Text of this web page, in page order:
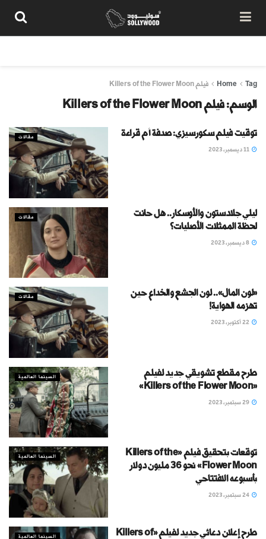
Home Tag فيلم Killers of the Flower Moon
الوسم:فيلم Killers of the Flower Moon
مقالات توقيت فيلم سكورسيزي: صدفة أم قراءة
مقالات
ليلي جلادستون والأوسكار.. هل حانت
لحظة الممثلات الأصليات؟
مقالات
«لون المال».. لون الجشع والخداع حين
تهزمه الهواية!
السينما العالمية
طرح مقطع تشويقي جديد لفيلم
«Killers of the Flower Moon»
السينما العالمية
توقعات بتحقيق فيلم «Killers of the
Flower Moon» نحو 36 مليون دولار
بأسبوعه الافتتاحي
السينما العالمية
طرح إعلان دعائي جديد لفيلم «Killers of